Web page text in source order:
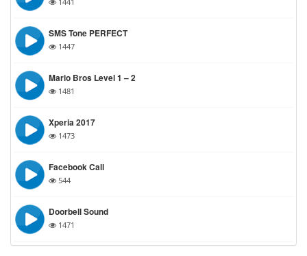
SMS Tone PERFECT
1447
Mario Bros Level 1 – 2
1481
Xperia 2017
1473
Facebook Call
544
Doorbell Sound
1471